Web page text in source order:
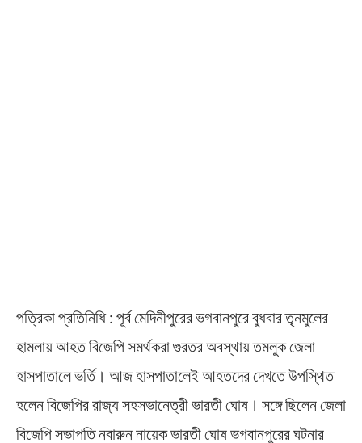
পত্রিকা প্রতিনিধি : পূর্ব মেদিনীপুরের ভগবানপুরে বুধবার তৃনমুলের
হামলায় আহত বিজেপি সমর্থকরা গুরতর অবস্থায় তমলুক জেলা
হাসপাতালে ভর্তি। আজ হাসপাতালেই আহতদের দেখতে উপস্থিত
হলেন বিজেপির রাজ্য সহসভানেত্রী ভারতী ঘোষ। সঙ্গে ছিলেন জেলা
বিজেপি সভাপতি নবারুন নায়েক ভারতী ঘোষ ভগবানপুরের ঘটনার